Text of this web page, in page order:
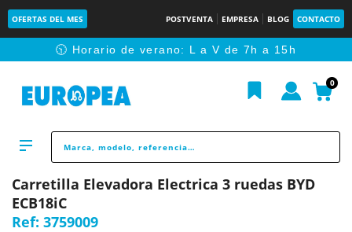
OFERTAS DEL MES POSTVENTA EMPRESA BLOG CONTACTO
🕥 Horario de verano: L a V de 7h a 15h
0
Carretilla Elevadora Electrica 3 ruedas BYD
ECB18iC
Ref: 3759009